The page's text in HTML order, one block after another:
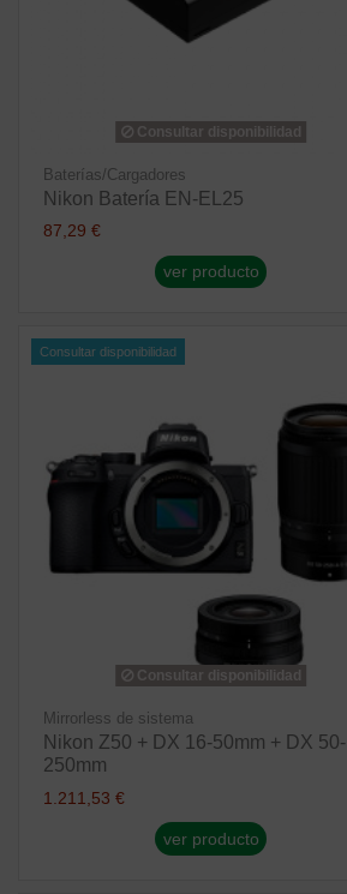
Consultar disponibilidad
Baterías/Cargadores
Nikon Batería EN-EL25
87,29 €
ver producto
Consultar disponibilidad
Consultar disponibilidad
Mirrorless de sistema
Nikon Z50 + DX 16-50mm + DX 50-
250mm
1.211,53 €
ver producto